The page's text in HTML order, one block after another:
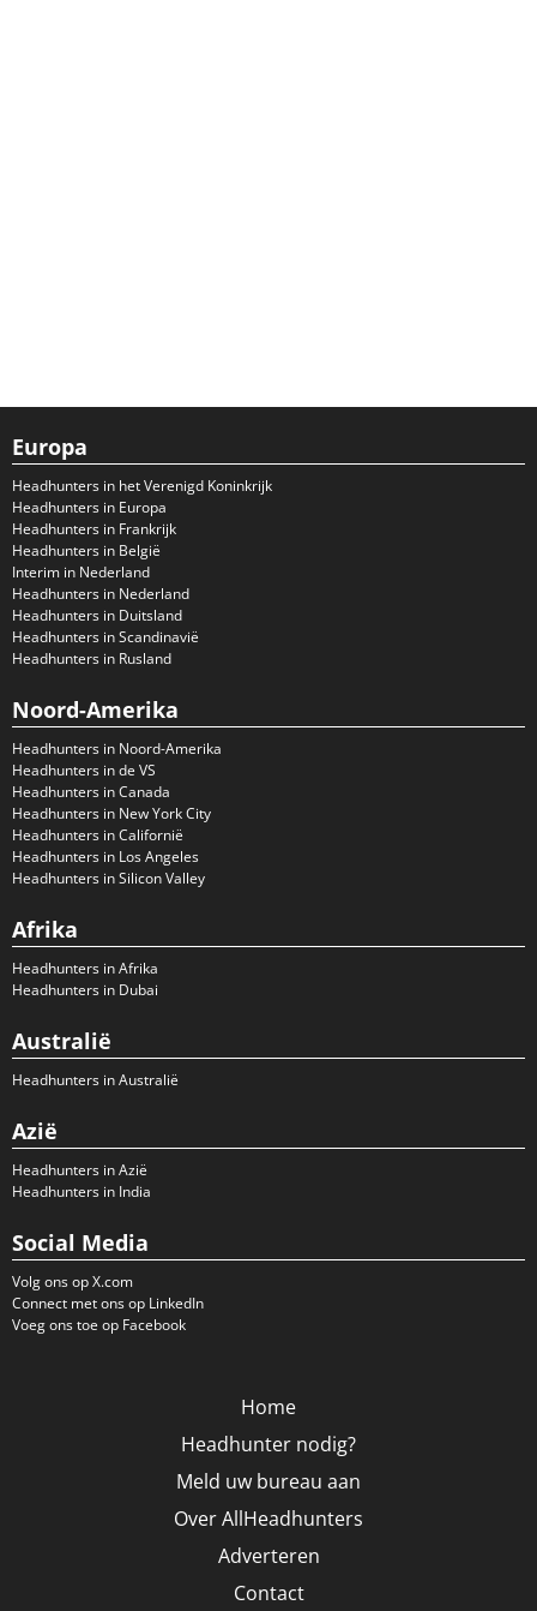
Europa
Headhunters in het Verenigd Koninkrijk
Headhunters in Europa
Headhunters in Frankrijk
Headhunters in België
Interim in Nederland
Headhunters in Nederland
Headhunters in Duitsland
Headhunters in Scandinavië
Headhunters in Rusland
Noord-Amerika
Headhunters in Noord-Amerika
Headhunters in de VS
Headhunters in Canada
Headhunters in New York City
Headhunters in Californië
Headhunters in Los Angeles
Headhunters in Silicon Valley
Afrika
Headhunters in Afrika
Headhunters in Dubai
Australië
Headhunters in Australië
Azië
Headhunters in Azië
Headhunters in India
Social Media
Volg ons op X.com
Connect met ons op LinkedIn
Voeg ons toe op Facebook
Home
Headhunter nodig?
Meld uw bureau aan
Over AllHeadhunters
Adverteren
Contact